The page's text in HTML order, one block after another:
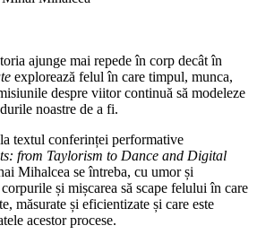
ajunge mai repede în corp decât în
explorează felul în care timpul, munca,
despre viitor continuă să modeleze
noastre de a fi.
textul conferinței performative
from Taylorism to Dance and Digital
Mihalcea se întreba, cu umor și
și mișcarea să scape felului în care
măsurate și eficientizate și care este
acestor procese.